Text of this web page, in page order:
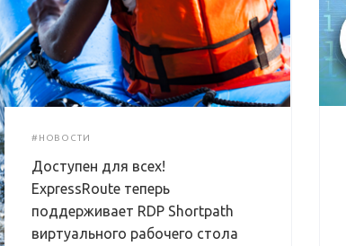
#НОВОСТИ
Доступен для всех!
ExpressRoute теперь
поддерживает RDP Shortpath
виртуального рабочего стола